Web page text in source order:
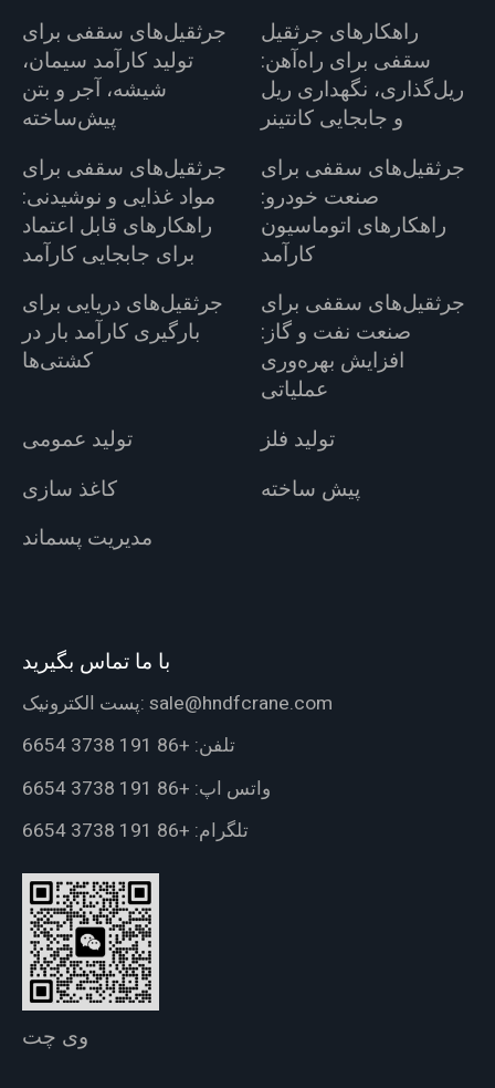
جرثقیل‌های سقفی برای
تولید کارآمد سیمان،
شیشه، آجر و بتن
پیش‌ساخته
راهکارهای جرثقیل
سقفی برای راه‌آهن:
ریل‌گذاری، نگهداری ریل
و جابجایی کانتینر
جرثقیل‌های سقفی برای
مواد غذایی و نوشیدنی:
راهکارهای قابل اعتماد
برای جابجایی کارآمد
جرثقیل‌های سقفی برای
صنعت خودرو:
راهکارهای اتوماسیون
کارآمد
جرثقیل‌های دریایی برای
بارگیری کارآمد بار در
کشتی‌ها
جرثقیل‌های سقفی برای
صنعت نفت و گاز:
افزایش بهره‌وری
عملیاتی
تولید عمومی
تولید فلز
کاغذ سازی
پیش ساخته
مدیریت پسماند
با ما تماس بگیرید
پست الکترونیک: sale@hndfcrane.com
تلفن: +86 191 3738 6654
واتس اپ: +86 191 3738 6654
تلگرام: +86 191 3738 6654
وی چت